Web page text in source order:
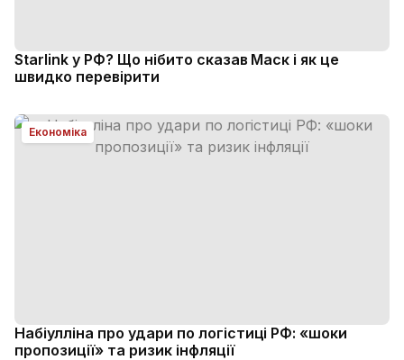
Starlink у РФ? Що нібито сказав Маск і як це
швидко перевірити
Економіка
Набіулліна про удари по логістиці РФ: «шоки
пропозиції» та ризик інфляції